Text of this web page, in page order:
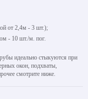
от 2,4м - 3 шт.);
- 10 шт./м. пог.
идеально стыкуются при
окон, подхваты,
смотрите ниже.